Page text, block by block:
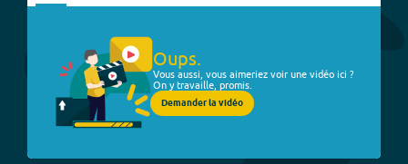
Oups.
Vous aussi, vous aimeriez voir une vidéo ici ?
On y travaille, promis.
Demander la vidéo